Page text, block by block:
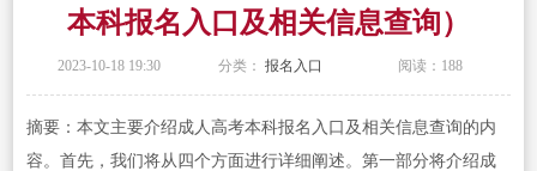
本科报名入口及相关信息查询）
2023-10-18 19:30 分类：报名入口 阅读： 188
摘要：本文主要介绍成人高考本科报名入口及相关信息查询的内
容。首先，我们将从四个方面进行详细阐述。第一部分将介绍成